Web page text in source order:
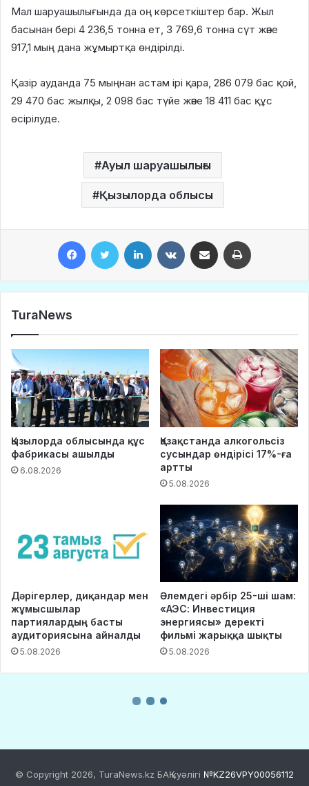
© Copyright 2026, TuraNews.kz БАҚ куәлігі №KZ26VPY00056112